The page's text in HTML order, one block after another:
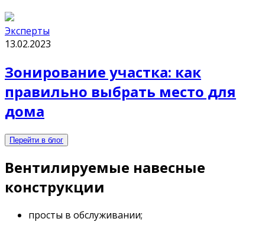
Эксперты
13.02.2023
Зонирование участка: как
правильно выбрать место для
дома
Перейти в блог
Вентилируемые навесные
конструкции
просты в обслуживании;